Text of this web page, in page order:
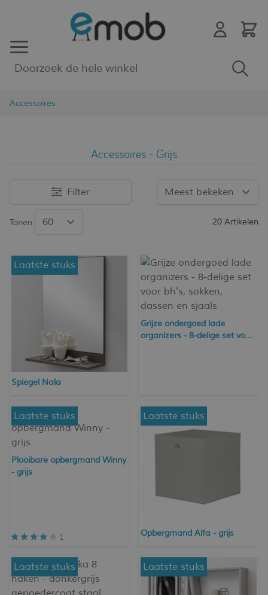
Accessoires
Accessoires - Grijs
Filter
Tonen 20 Artikelen
Laatste stuks
Spiegel Nala
Grijze ondergoed lade
organizers - 8-delige set voor
Laatste stuks
Plooibare opbergmand Winny
- grijs
1
Laatste stuks
Opbergmand Alfa - grijs
Laatste stuks Laatste stuks